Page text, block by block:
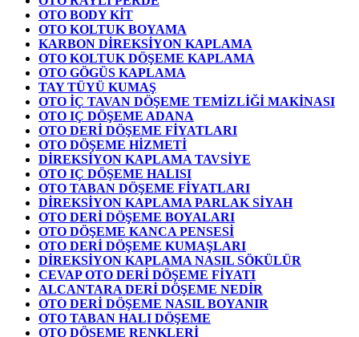
OTO BODY KİT
OTO KOLTUK BOYAMA
KARBON DİREKSİYON KAPLAMA
OTO KOLTUK DÖŞEME KAPLAMA
OTO GÖGÜS KAPLAMA
TAY TÜYÜ KUMAŞ
OTO İÇ TAVAN DÖŞEME TEMİZLİĞİ MAKİNASI
OTO IÇ DÖŞEME ADANA
OTO DERİ DÖŞEME FİYATLARI
OTO DÖŞEME HİZMETİ
DİREKSİYON KAPLAMA TAVSİYE
OTO IÇ DÖŞEME HALISI
OTO TABAN DÖŞEME FİYATLARI
DİREKSİYON KAPLAMA PARLAK SİYAH
OTO DERİ DÖŞEME BOYALARI
OTO DÖŞEME KANCA PENSESİ
OTO DERİ DÖŞEME KUMAŞLARI
DİREKSİYON KAPLAMA NASIL SÖKÜLÜR
CEVAP OTO DERİ DÖŞEME FİYATI
ALCANTARA DERİ DÖŞEME NEDİR
OTO DERİ DÖŞEME NASIL BOYANIR
OTO TABAN HALI DÖŞEME
OTO DÖŞEME RENKLERİ